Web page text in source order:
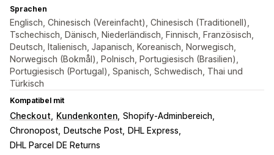
Sprachen
Englisch, Chinesisch (Vereinfacht), Chinesisch (Traditionell),
Tschechisch, Dänisch, Niederländisch, Finnisch, Französisch,
Deutsch, Italienisch, Japanisch, Koreanisch, Norwegisch,
Norwegisch (Bokmål), Polnisch, Portugiesisch (Brasilien),
Portugiesisch (Portugal), Spanisch, Schwedisch, Thai und
Türkisch
Kompatibel mit
Checkout Kundenkonten Shopify-Adminbereich
Chronopost
Deutsche Post
DHL Express
DHL Parcel DE Returns